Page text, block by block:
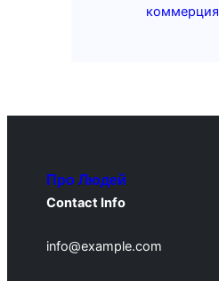
коммерция
Про Людей
Contact Info
info@example.com